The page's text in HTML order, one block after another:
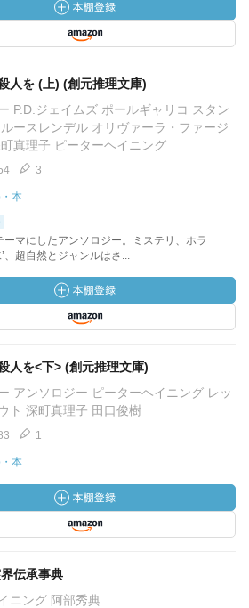
人を (上) (創元推理文庫)
P.D.ジェイムズ ポールギャリコ スタン
ースレンデル オリヴァーラ・ファージ
真理子 ピーターヘイニング
3
本
ーマにしたアンソロジー。ミステリ、ホラ
、超自然とジャンルはさ...
人を<下> (創元推理文庫)
アンソロジー ピーターヘイニング レッ
ト 深町真理子 田口俊樹
1
本
伝承事典
ニング 阿部秀典